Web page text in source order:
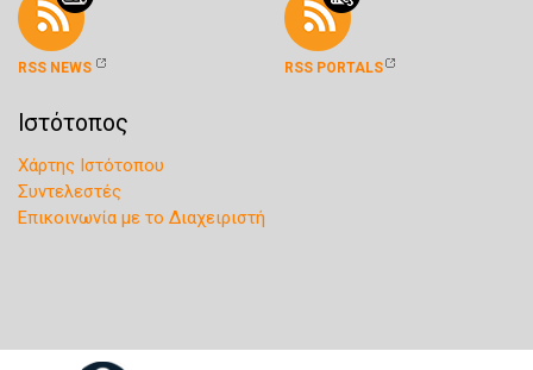
RSS NEWS RSS PORTALS
Ιστότοπος
Χάρτης Ιστότοπου
Συντελεστές
Επικοινωνία με το Διαχειριστή